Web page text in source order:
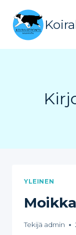
sisältöön
YLEINEN
Tekijä admin